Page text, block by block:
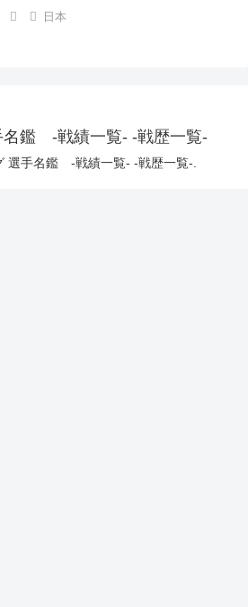
日本
名鑑 -戦績一覧- -戦歴一覧-
選手名鑑 -戦績一覧- -戦歴一覧-.